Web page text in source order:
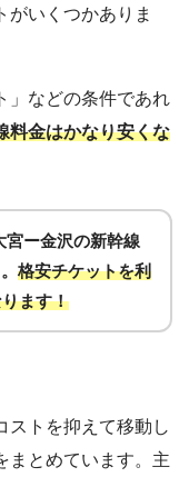
がいくつかありま
」などの条件であれ
料金はかなり安くな
宮ー金沢の新幹線
格安チケットを利
ます！
ストを抑えて移動し
まとめています。主